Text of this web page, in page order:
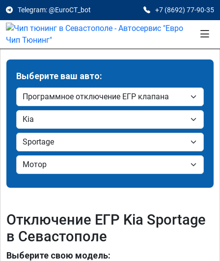
Telegram: @EuroCT_bot +7 (8692) 77-90-35
Выберите ваш авто:
Отключение ЕГР Kia Sportage
в Севастополе
Выберите свою модель: